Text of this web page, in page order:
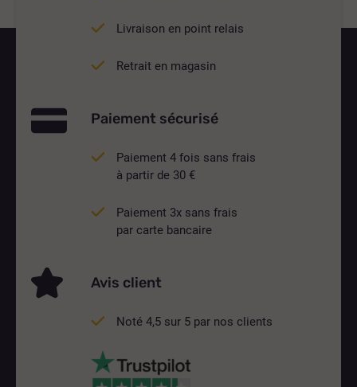
Livraison en point relais
Retrait en magasin
Paiement sécurisé
Paiement 4 fois sans frais
à partir de 30 €
Paiement 3x sans frais
par carte bancaire
Avis client
Noté 4,5 sur 5 par nos clients